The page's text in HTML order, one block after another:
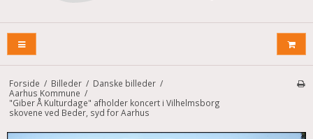
Forside / Billeder / Danske billeder /
Aarhus Kommune /
"Giber Å Kulturdage" afholder koncert i Vilhelmsborg
skovene ved Beder, syd for Aarhus